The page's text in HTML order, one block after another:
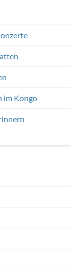
im Kongo